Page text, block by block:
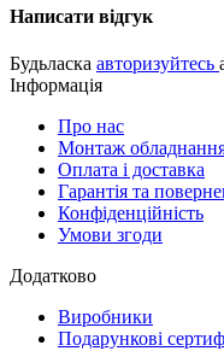
Написати відгук
Будьласка авторизуйтесь
Інформація
Про нас
Монтаж
Оплата і доставка
Гарантія та
Конфіденційність
Умови згоди
Додатково
Виробники
Подарункові